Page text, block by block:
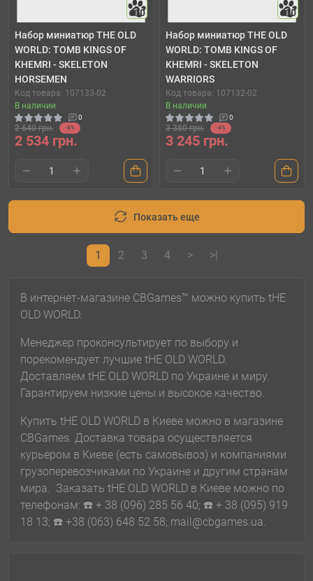
10
Набор миниатюр THE OLD
WORLD: TOMB KINGS OF
KHEMRI - SKELETON
HORSEMEN
Код товара: 107133-02
В наличии
0
2 640 грн. -4%
2 534 грн.
10
Набор миниатюр THE OLD
WORLD: TOMB KINGS OF
KHEMRI - SKELETON
WARRIORS
Код товара: 107132-02
В наличии
0
3 380 грн. -4%
3 245 грн.
Показать еще
1 2 3 4 > >|
В интернет-магазине CBGames™ можно купить tHE
OLD WORLD.
Менеджер проконсультирует по выбору и
порекомендует лучшие tHE OLD WORLD.
Доставляем tHE OLD WORLD по Украине и миру.
Гарантируем низкие цены и высокое качество.
Купить tHE OLD WORLD в Киеве можно в магазине
CBGames. Доставка товара осуществляется
курьером в Киеве (есть самовывоз) и компаниями
грузоперевозчиками по Украине и другим странам
мира. Заказать tHE OLD WORLD в Киеве можно по
телефонам: ☎️ + 38 (096) 285 56 40; ☎️ + 38 (095) 919
18 13; ☎️ +38 (063) 648 52 58; mail@cbgames.ua.